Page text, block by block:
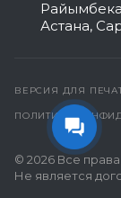
Астана,
ВЕРСИЯ ДЛЯ
ПОЛИТИКА
© 2026 Все
Не является